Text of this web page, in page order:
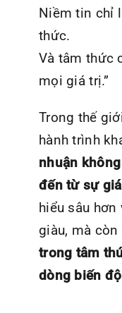
Niềm tin chỉ
thức.
Và tâm thức
mọi giá trị.”
Trong thế
hành trình
nhuận
đến từ sự
hiểu sâu
giàu, mà
trong tâm
dòng biến